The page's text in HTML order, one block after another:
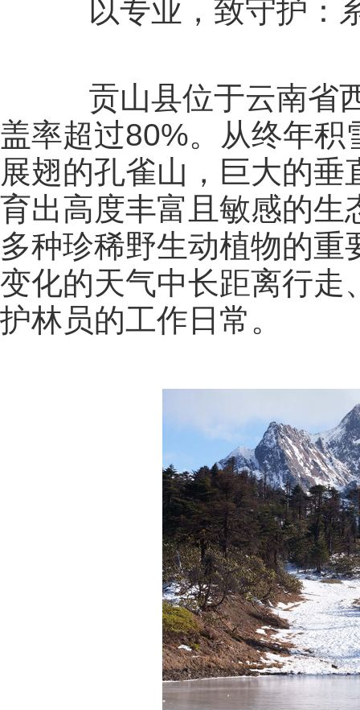
以专业，致守护：系
贡山县位于云南省西
盖率超过80%。从终年
展翅的孔雀山，巨大的
育出高度丰富且敏感的生
多种珍稀野生动植物的
变化的天气中长距离行走
护林员的工作日常。